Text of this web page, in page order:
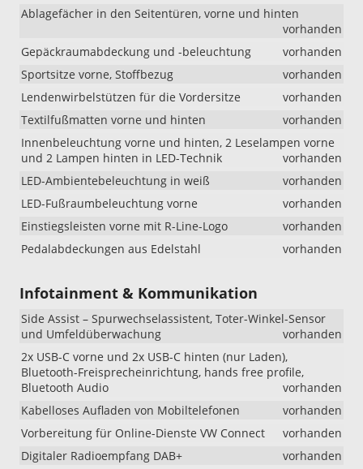
Ab
sofort
umfasst
diese
Ausstattung
die
18-
„York“
anstelle
bisher
„Misano“.
kann
vorkommen,
dass
das
mit
den
Ablagefächer in den Seitentüren, vorne und hinten
vorhanden
Gepäckraumabdeckung und -beleuchtung
vorhanden
Sportsitze vorne, Stoffbezug
vorhanden
Lendenwirbelstützen für die Vordersitze
vorhanden
Textilfußmatten vorne und hinten
vorhanden
Innenbeleuchtung vorne und hinten, 2 Leselampen vorne
und 2 Lampen hinten in LED-Technik
vorhanden
LED-Ambientebeleuchtung in weiß
vorhanden
LED-Fußraumbeleuchtung vorne
vorhanden
Einstiegsleisten vorne mit R-Line-Logo
vorhanden
Pedalabdeckungen aus Edelstahl
vorhanden
Infotainment & Kommunikation
Side Assist – Spurwechselassistent, Toter-Winkel-Sensor
und Umfeldüberwachung
vorhanden
2x USB-C vorne und 2x USB-C hinten (nur Laden),
Bluetooth-Freisprecheinrichtung, hands free profile,
Bluetooth Audio
vorhanden
Kabelloses Aufladen von Mobiltelefonen
vorhanden
Vorbereitung für Online-Dienste VW Connect
vorhanden
Digitaler Radioempfang DAB+
vorhanden